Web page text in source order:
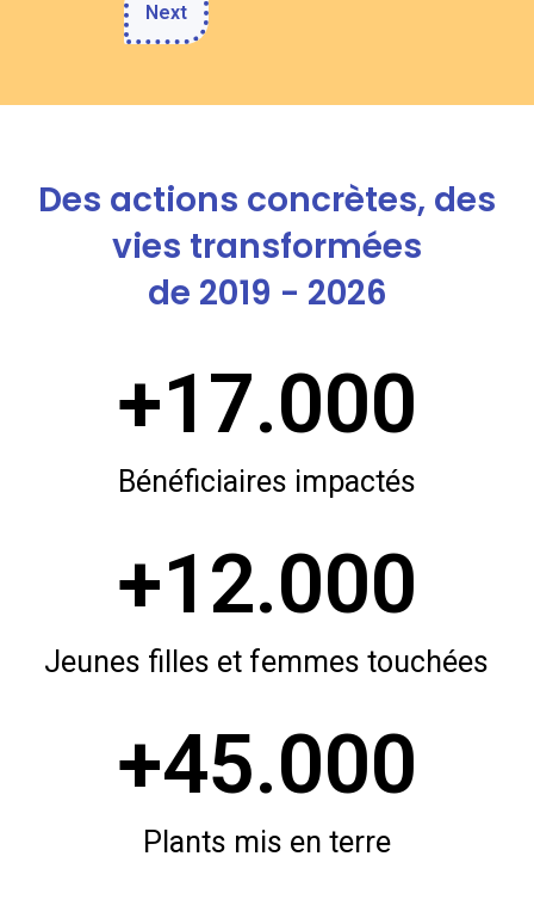
Next
Des actions concrètes, des
vies transformées
de 2019 - 2026
Bénéficiaires impactés
+17.000
Jeunes filles et femmes touchées
+12.000
Plants mis en terre
+45.000